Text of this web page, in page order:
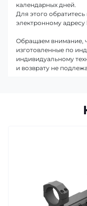
календарных дней.
Для этого
электронному
Обращаем внимание,
изготовленные по
индивидуальному
и возврату не